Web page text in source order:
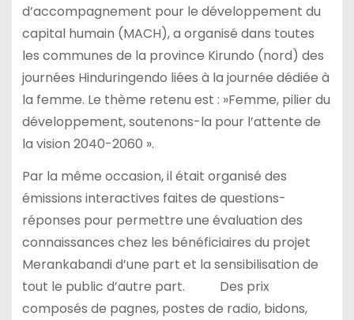
d’accompagnement pour le développement du
capital humain (MACH), a organisé dans toutes
les communes de la province Kirundo (nord) des
journées Hinduringendo liées à la journée dédiée à
la femme. Le thème retenu est : »Femme, pilier du
développement, soutenons-la pour l’attente de
la vision 2040-2060 ».
Par la même occasion, il était organisé des
émissions interactives faites de questions-
réponses pour permettre une évaluation des
connaissances chez les bénéficiaires du projet
Merankabandi d’une part et la sensibilisation de
tout le public d’autre part. Des prix
composés de pagnes, postes de radio, bidons,